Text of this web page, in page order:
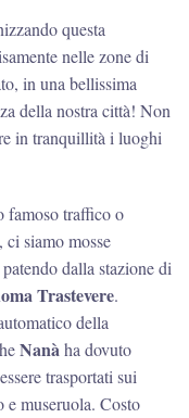
questa
nelle zone di
in una bellissima
della nostra città! Non
in tranquillità i luoghi
famoso traffico o
siamo mosse
patendo dalla stazione di
Trastevere.
della
Nanàha dovuto
trasportati sui
museruola. Costo